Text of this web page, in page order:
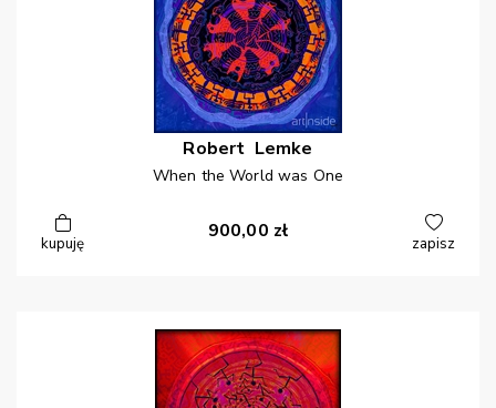
Robert Lemke
When the World was One
kupuję
900,00 zł
zapisz